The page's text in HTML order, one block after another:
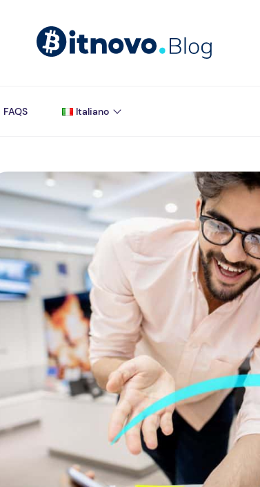
FAQS Italiano